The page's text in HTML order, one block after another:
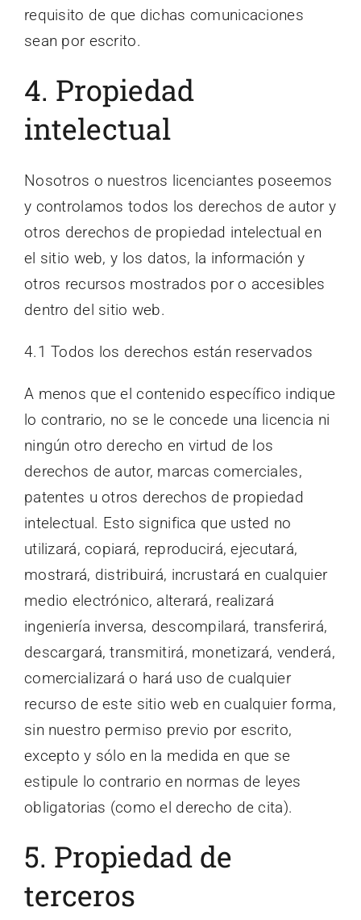
requisito de que dichas comunicaciones
sean por escrito.
4. Propiedad
intelectual
Nosotros o nuestros licenciantes poseemos
y controlamos todos los derechos de autor y
otros derechos de propiedad intelectual en
el sitio web, y los datos, la información y
otros recursos mostrados por o accesibles
dentro del sitio web.
4.1 Todos los derechos están reservados
A menos que el contenido específico indique
lo contrario, no se le concede una licencia ni
ningún otro derecho en virtud de los
derechos de autor, marcas comerciales,
patentes u otros derechos de propiedad
intelectual. Esto significa que usted no
utilizará, copiará, reproducirá, ejecutará,
mostrará, distribuirá, incrustará en cualquier
medio electrónico, alterará, realizará
ingeniería inversa, descompilará, transferirá,
descargará, transmitirá, monetizará, venderá,
comercializará o hará uso de cualquier
recurso de este sitio web en cualquier forma,
sin nuestro permiso previo por escrito,
excepto y sólo en la medida en que se
estipule lo contrario en normas de leyes
obligatorias (como el derecho de cita).
5. Propiedad de
terceros